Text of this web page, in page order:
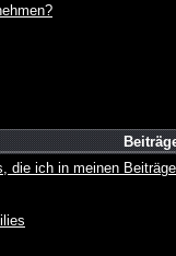
die ich in meinen